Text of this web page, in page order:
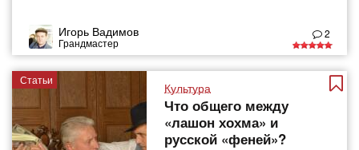
Игорь Вадимов
Грандмастер
2
Статьи
Культура
Что общего между
«лашон хохма» и
русской «феней»?